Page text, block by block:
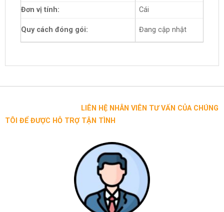
Đơn vị tính:
Cái
Quy cách đóng gói: Đang cập nhật
LIÊN HỆ NHÂN VIÊN TƯ VẤN CỦA CHÚNG
TÔI ĐỂ ĐƯỢC HỖ TRỢ TẬN TÌNH